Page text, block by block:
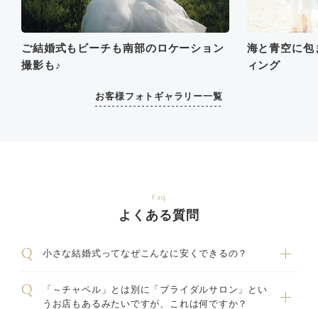
ご結婚式もビーチも南部のロケーション
撮影も♪
海と青空に
ィング
お客様フォトギャラリー一覧
Faq
よくある質問
小さな結婚式ってなぜこんなに安くできるの？
「～チャペル」とは別に「ブライダルサロン」とい
うお店もあるみたいですが、これは何ですか？